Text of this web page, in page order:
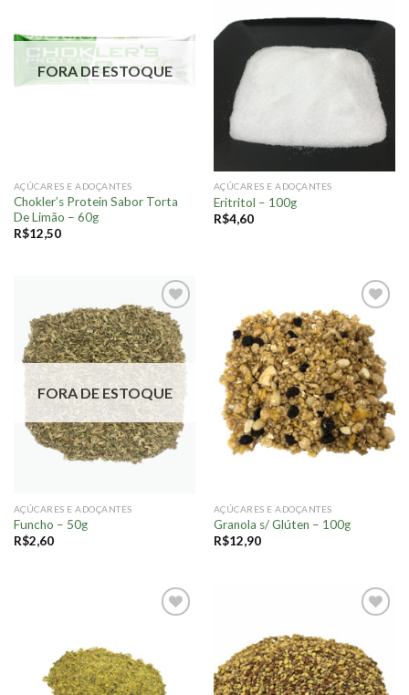
FORA DE ESTOQUE
AÇÚCARES E ADOÇANTES
Chokler’s Protein Sabor Torta
De Limão – 60g
R$12,50
AÇÚCARES E ADOÇANTES
Eritritol – 100g
R$4,60
Adicionar
à lista.
FORA DE ESTOQUE
AÇÚCARES E ADOÇANTES
Funcho – 50g
R$2,60
Adicionar
à lista.
AÇÚCARES E ADOÇANTES
Granola s/ Glúten – 100g
R$12,90
à lista.